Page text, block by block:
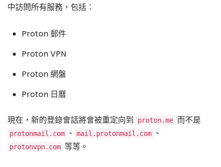
中訪問所有服務，包括：
Proton 郵件
Proton VPN
Proton 網盤
Proton 日曆
現在，新的登錄會話將會被重定向到 proton.me 而不是
protonmail.com 、 mail.protonmail.com 、
protonvpn.com 等等。